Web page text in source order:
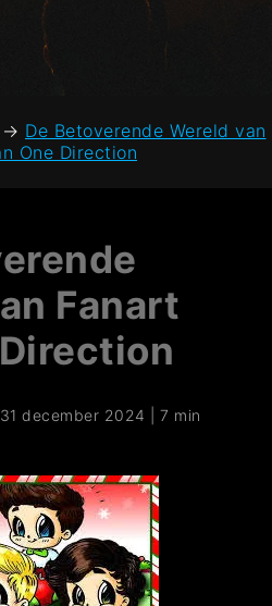
→ De Betoverende Wereld van
One Direction
Fanart
31 december 2024 |7 min